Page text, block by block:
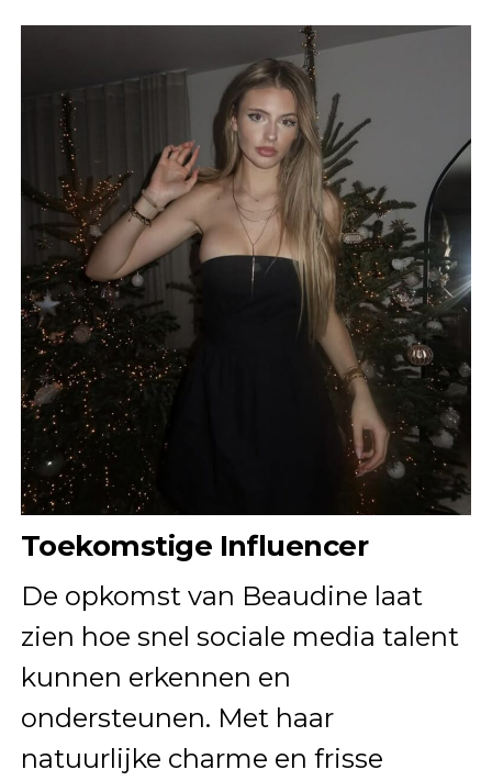
Toekomstige Influencer
De opkomst van Beaudine laat
zien hoe snel sociale media talent
kunnen erkennen en
ondersteunen. Met haar
natuurlijke charme en frisse